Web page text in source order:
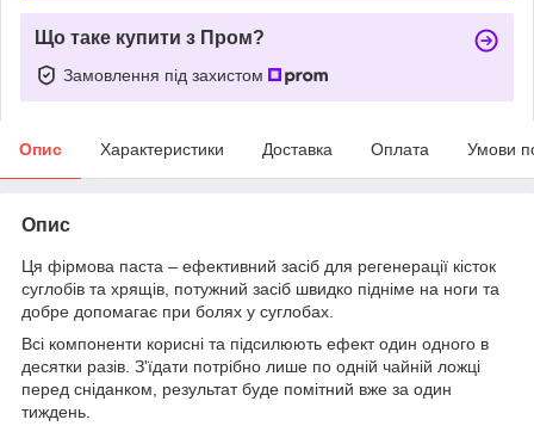
Що таке купити з Пром?
Замовлення під захистом
Опис Характеристики Доставка Оплата Умови
Опис
Ця фірмова паста – ефективний засіб для регенерації кісток
суглобів та хрящів, потужний засіб швидко підніме на ноги та
добре допомагає при болях у суглобах.
Всі компоненти корисні та підсилюють ефект один одного в
десятки разів. З'їдати потрібно лише по одній чайній ложці
перед сніданком, результат буде помітний вже за один
тиждень.